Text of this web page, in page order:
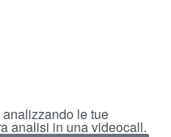
le tue
analisi in una videocall.